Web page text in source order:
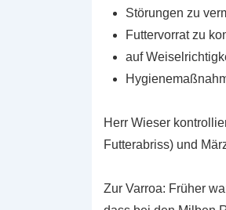
Störungen zu
Futtervorrat zu
auf
Herr Wieser
Futterabriss) und
Zur Varroa: Früher